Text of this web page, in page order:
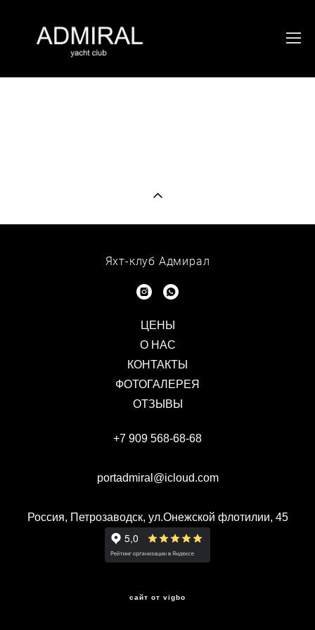
Яхт-клуб Адмирал
ЦЕНЫ
О НАС
КОНТАКТЫ
ФОТОГАЛЕРЕЯ
ОТЗЫВЫ
+7 909 568-68-68
portadmiral@icloud.com
Россия, Петрозаводск, ул.Онежской флотилии, 45
сайт от vigbo